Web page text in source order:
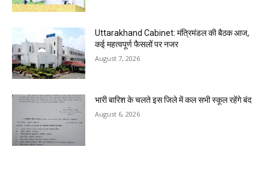
Uttarakhand Cabinet: मंत्रिमंडल की बैठक आज,
कई महत्वपूर्ण फैसलों पर नजर
August 7, 2026
भारी बारिश के चलते इस जिले में कल सभी स्कूल रहेंगे बंद
August 6, 2026